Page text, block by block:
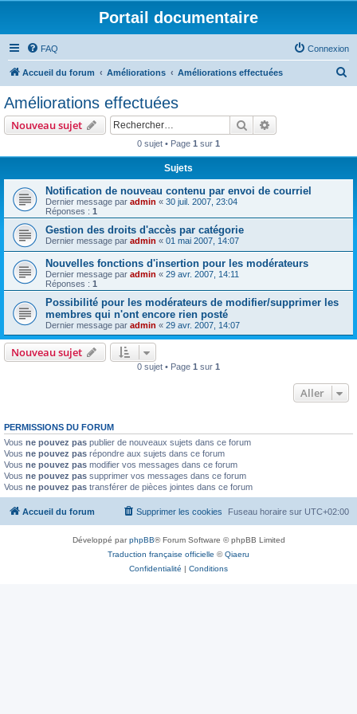
Portail documentaire
FAQ Connexion
Accueil du forum Améliorations Améliorations effectuées
Améliorations effectuées
Nouveau sujet Rechercher
0 sujet • Page 1 sur 1
Sujets
Notification de nouveau contenu par envoi de courriel
Dernier message par admin « 30 juil. 2007, 23:04
Réponses : 1
Gestion des droits d'accès par catégorie
Dernier message par admin « 01 mai 2007, 14:07
Nouvelles fonctions d'insertion pour les modérateurs
Dernier message par admin « 29 avr. 2007, 14:11
Réponses : 1
Possibilité pour les modérateurs de modifier/supprimer les
membres qui n'ont encore rien posté
Dernier message par admin « 29 avr. 2007, 14:07
Nouveau sujet
0 sujet • Page 1 sur 1
Aller
PERMISSIONS DU FORUM
Vous ne pouvez pas publier de nouveaux sujets dans ce forum
Vous ne pouvez pas répondre aux sujets dans ce forum
Vous ne pouvez pas modifier vos messages dans ce forum
Vous ne pouvez pas supprimer vos messages dans ce forum
Vous ne pouvez pas transférer de pièces jointes dans ce forum
Accueil du forum Fuseau horaire sur UTC+02:00
Supprimer les cookies
Développé parphpBB® Forum Software © phpBB Limited
Traduction française officielle ©Qiaeru
Confidentialité | Conditions